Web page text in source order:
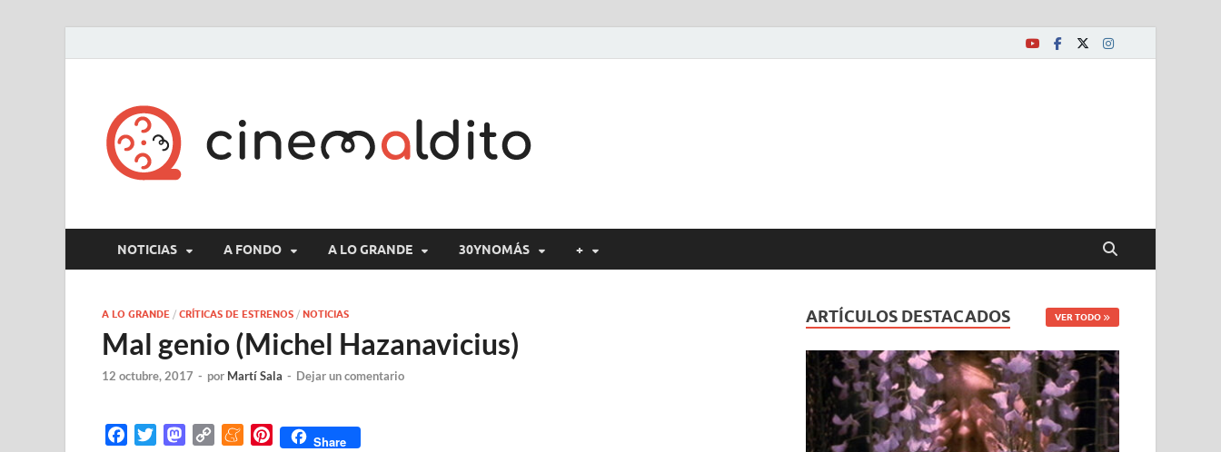
NOTICIAS A FONDO A LO GRANDE 30YNOMÁS +
A LO GRANDE / CRÍTICAS DE ESTRENOS / NOTICIAS
Mal genio (Michel Hazanavicius)
12 octubre, 2017 - por Martí Sala - Dejar un comentario
M
M
P
Share
ARTÍCULOS DESTACADOS VER TODO